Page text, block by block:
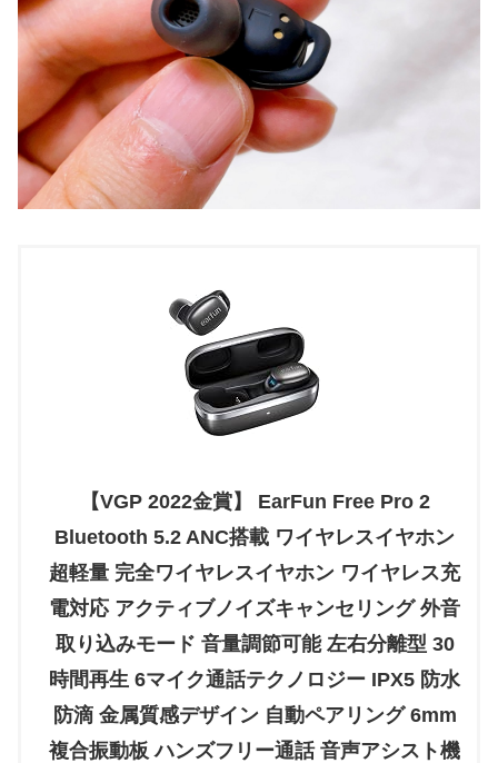
【VGP 2022金賞】 EarFun Free Pro 2
Bluetooth 5.2 ANC搭載 ワイヤレスイヤホン
超軽量 完全ワイヤレスイヤホン ワイヤレス充
電対応 アクティブノイズキャンセリング 外音
取り込みモード 音量調節可能 左右分離型 30
時間再生 6マイク通話テクノロジー IPX5 防水
防滴 金属質感デザイン 自動ペアリング 6mm
複合振動板 ハンズフリー通話 音声アシスト機